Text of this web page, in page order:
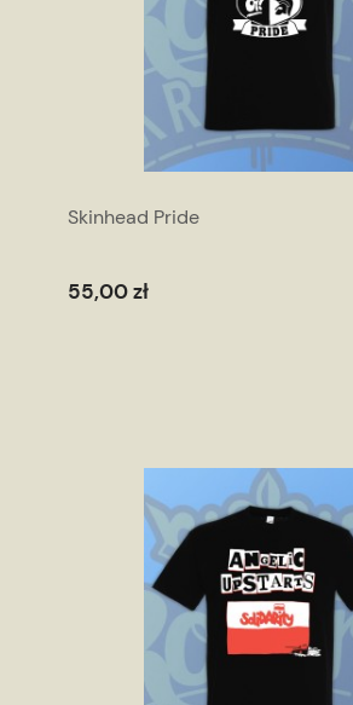
Skinhead Pride
55,00 zł